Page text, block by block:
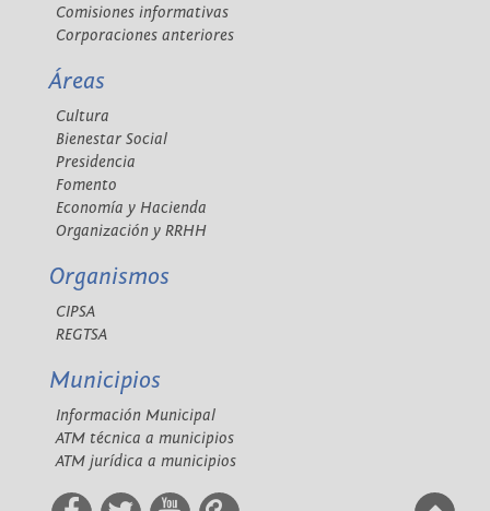
Comisiones informativas
Corporaciones anteriores
Áreas
Cultura
Bienestar Social
Presidencia
Fomento
Economía y Hacienda
Organización y RRHH
Organismos
CIPSA
REGTSA
Municipios
Información Municipal
ATM técnica a municipios
ATM jurídica a municipios